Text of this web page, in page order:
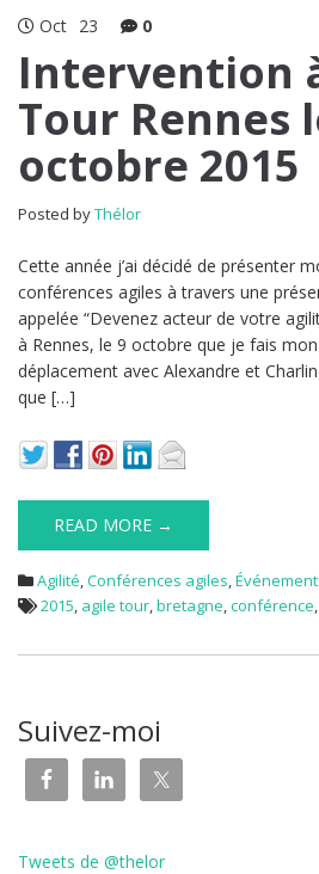
Oct 23 0
Intervention
Tour Rennes
octobre 2015
Posted byThélor
Cette année j’ai décidé de présenter
conférences agiles à travers une
appelée “Devenez acteur de votre
à Rennes, le 9 octobre que je fais mon
déplacement avec Alexandre et
que […]
READ MORE →
Agilité,Conférences agiles,
2015, agile tour,bretagne,conférence,
Suivez-moi
Tweets de @thelor